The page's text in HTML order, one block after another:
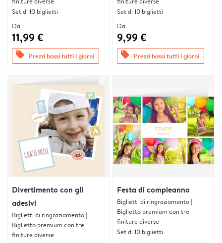
Set di 10 biglietti
Da
11,99 €
offers Prezzi bassi tutti i giorni
Set di 10 biglietti
Da
9,99 €
offers Prezzi bassi tutti i giorni
Divertimento con gli
adesivi
Biglietti di ringraziamento |
Biglietto premium con tre
finiture diverse
Festa di compleanno
Biglietti di ringraziamento |
Biglietto premium con tre
finiture diverse
Set di 10 biglietti